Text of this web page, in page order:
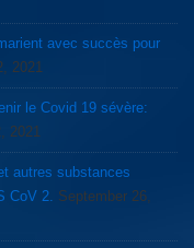
avec succès pour
2021
le Covid 19 sévère:
2021
autres substances
CoV 2. September 26,